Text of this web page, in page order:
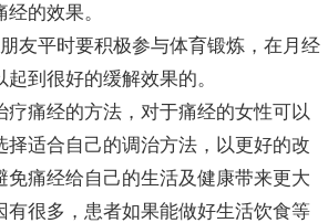
的效果。
平时要积极参与体育锻炼，在月经
到很好的缓解效果的。
痛经的方法，对于痛经的女性可以
择适合自己的调治方法，以更好的改
免痛经给自己的生活及健康带来更大
有很多，患者如果能做好生活饮食等